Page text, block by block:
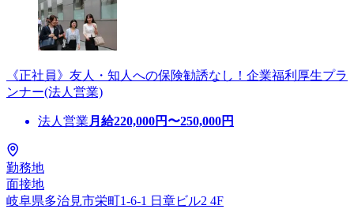
《正社員》友人・知人への保険勧誘なし！企業福利厚生プラ
ンナー(法人営業)
法人営業 月給220,000円〜250,000円
勤務地
面接地
岐阜県多治見市栄町1-6-1 日章ビル2 4F